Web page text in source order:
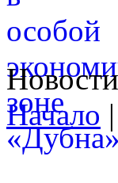
Начало |